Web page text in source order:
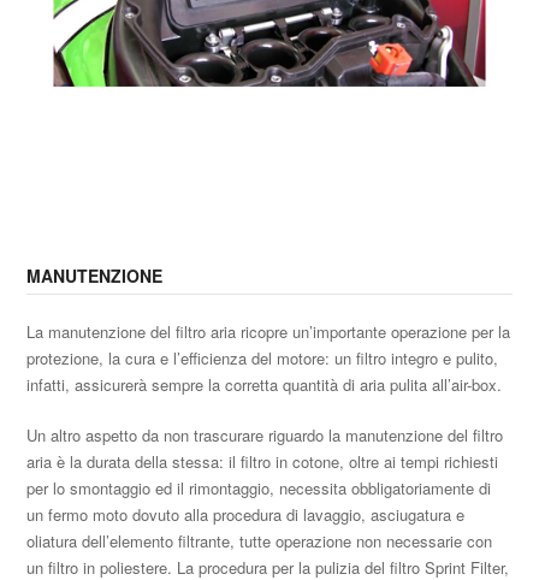
MANUTENZIONE
La manutenzione del filtro aria ricopre un’importante operazione per la
protezione, la cura e l’efficienza del motore: un filtro integro e pulito,
infatti, assicurerà sempre la corretta quantità di aria pulita all’air-box.
Un altro aspetto da non trascurare riguardo la manutenzione del filtro
aria è la durata della stessa: il filtro in cotone, oltre ai tempi richiesti
per lo smontaggio ed il rimontaggio, necessita obbligatoriamente di
un fermo moto dovuto alla procedura di lavaggio, asciugatura e
oliatura dell’elemento filtrante, tutte operazione non necessarie con
un filtro in poliestere. La procedura per la pulizia del filtro Sprint Filter,